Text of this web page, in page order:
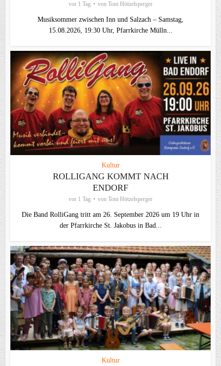
vor 1 Tag von Toni Hötzelsperger
Musiksommer zwischen Inn und Salzach – Samstag,
15.08.2026, 19:30 Uhr, Pfarrkirche Mülln...
Kultur
ROLLIGANG KOMMT NACH
ENDORF
vor 1 Tag von Toni Hötzelsperger
Die Band RolliGang tritt am 26. September 2026 um 19 Uhr in
der Pfarrkirche St. Jakobus in Bad...
Kultur